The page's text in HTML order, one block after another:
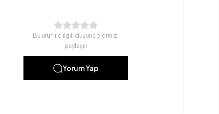
Bu ürün ile ilgili düşüncelerinizi
paylaşın
Yorum Yap